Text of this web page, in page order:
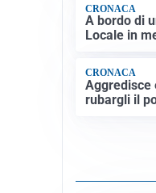
CRONACA
A bordo di
Locale in
CRONACA
Aggredisce
rubargli il